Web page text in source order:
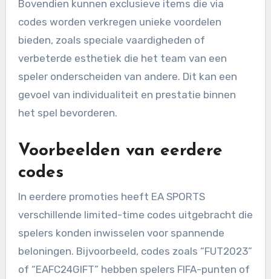
Bovendien kunnen exclusieve items die via
codes worden verkregen unieke voordelen
bieden, zoals speciale vaardigheden of
verbeterde esthetiek die het team van een
speler onderscheiden van andere. Dit kan een
gevoel van individualiteit en prestatie binnen
het spel bevorderen.
Voorbeelden van eerdere
codes
In eerdere promoties heeft EA SPORTS
verschillende limited-time codes uitgebracht die
spelers konden inwisselen voor spannende
beloningen. Bijvoorbeeld, codes zoals “FUT2023”
of “EAFC24GIFT” hebben spelers FIFA-punten of